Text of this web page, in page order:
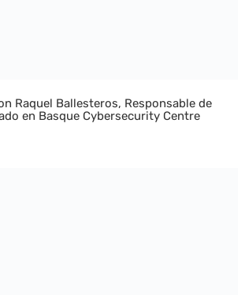
Raquel Ballesteros, Responsable de
en Basque Cybersecurity Centre